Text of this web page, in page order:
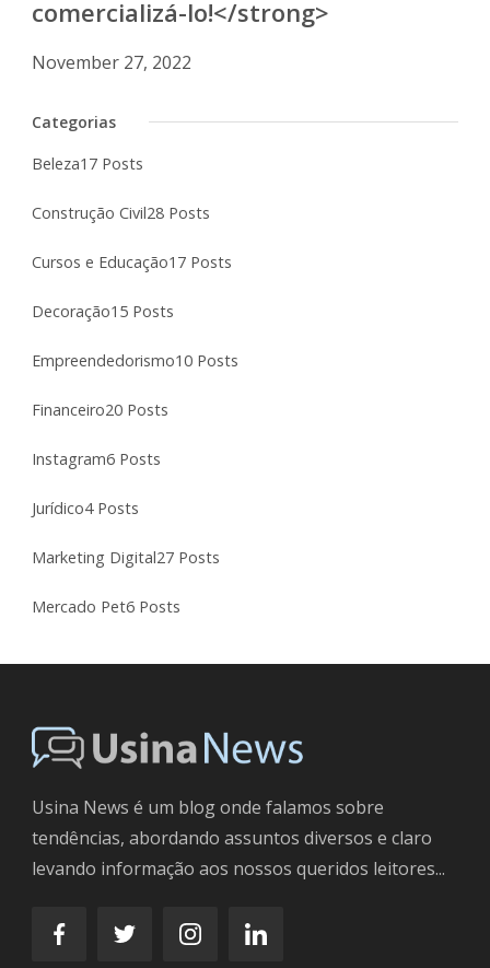
comercializá-lo!</strong>
November 27, 2022
Categorias
Beleza17 Posts
Construção Civil28 Posts
Cursos e Educação17 Posts
Decoração15 Posts
Empreendedorismo10 Posts
Financeiro20 Posts
Instagram6 Posts
Jurídico4 Posts
Marketing Digital27 Posts
Mercado Pet6 Posts
Usina News é um blog onde falamos sobre
tendências, abordando assuntos diversos e claro
levando informação aos nossos queridos leitores...